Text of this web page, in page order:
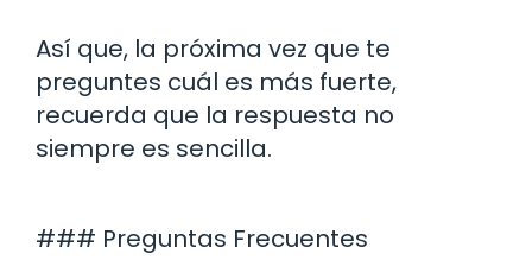
Así que, la próxima vez que te
preguntes cuál es más fuerte,
recuerda que la respuesta no
siempre es sencilla.
### Preguntas Frecuentes